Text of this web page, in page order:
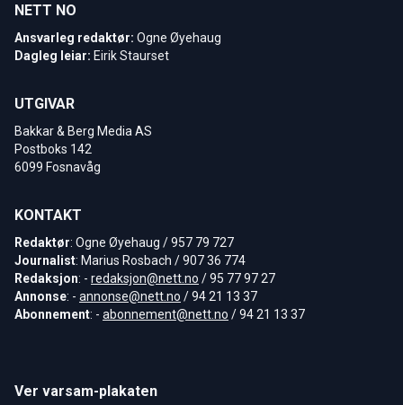
NETT NO
Ansvarleg redaktør: Ogne Øyehaug
Dagleg leiar: Eirik Staurset
UTGIVAR
Bakkar & Berg Media AS
Postboks 142
6099 Fosnavåg
KONTAKT
Redaktør: Ogne Øyehaug / 957 79 727
Journalist: Marius Rosbach / 907 36 774
Redaksjon: - redaksjon@nett.no / 95 77 97 27
Annonse: - annonse@nett.no / 94 21 13 37
Abonnement: - abonnement@nett.no / 94 21 13 37
Ver varsam-plakaten